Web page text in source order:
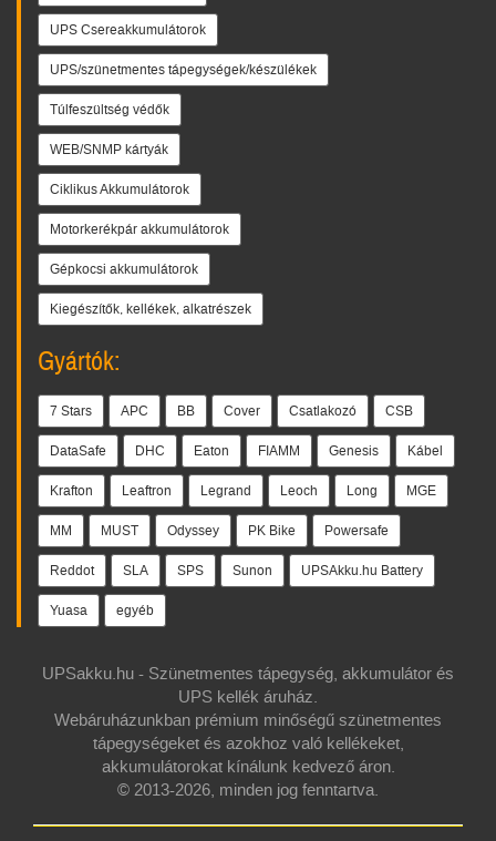
UPS Csereakkumulátorok
UPS/szünetmentes tápegységek/készülékek
Túlfeszültség védők
WEB/SNMP kártyák
Ciklikus Akkumulátorok
Motorkerékpár akkumulátorok
Gépkocsi akkumulátorok
Kiegészítők, kellékek, alkatrészek
Gyártók:
7 Stars APC BB Cover Csatlakozó CSB
DataSafe DHC Eaton FIAMM Genesis Kábel
Krafton Leaftron Legrand Leoch Long MGE
MM MUST Odyssey PK Bike Powersafe
Reddot SLA SPS Sunon UPSAkku.hu Battery
Yuasa egyéb
UPSakku.hu - Szünetmentes tápegység, akkumulátor és
UPS kellék áruház.
Webáruházunkban prémium minőségű szünetmentes
tápegységeket és azokhoz való kellékeket,
akkumulátorokat kínálunk kedvező áron.
© 2013-2026, minden jog fenntartva.